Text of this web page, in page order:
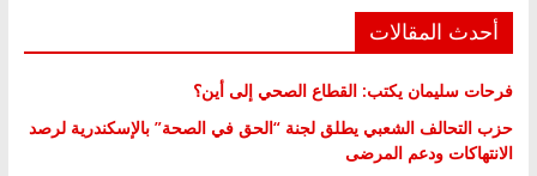
أحدث المقالات
فرحات سليمان يكتب: القطاع الصحي إلى أين؟
حزب التحالف الشعبي يطلق لجنة “الحق في الصحة” بالإسكندرية لرصد
الانتهاكات ودعم المرضى